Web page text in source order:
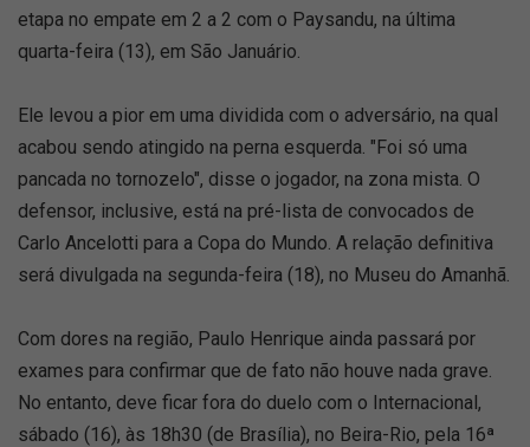
etapa no empate em 2 a 2 com o Paysandu, na última
quarta-feira (13), em São Januário.
Ele levou a pior em uma dividida com o adversário, na qual
acabou sendo atingido na perna esquerda. "Foi só uma
pancada no tornozelo", disse o jogador, na zona mista. O
defensor, inclusive, está na pré-lista de convocados de
Carlo Ancelotti para a Copa do Mundo. A relação definitiva
será divulgada na segunda-feira (18), no Museu do Amanhã.
Com dores na região, Paulo Henrique ainda passará por
exames para confirmar que de fato não houve nada grave.
No entanto, deve ficar fora do duelo com o Internacional,
sábado (16), às 18h30 (de Brasília), no Beira-Rio, pela 16ª